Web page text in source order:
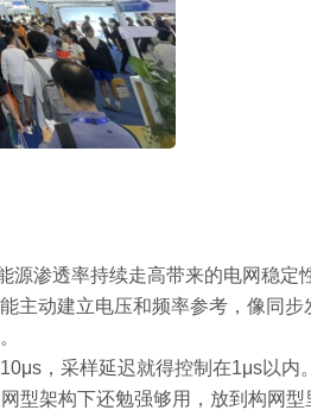
渗透率持续走高带来的电网稳定
主动建立电压和频率参考，像同步
，采样延迟就得控制在1μs以内
型架构下还勉强够用，放到构网型